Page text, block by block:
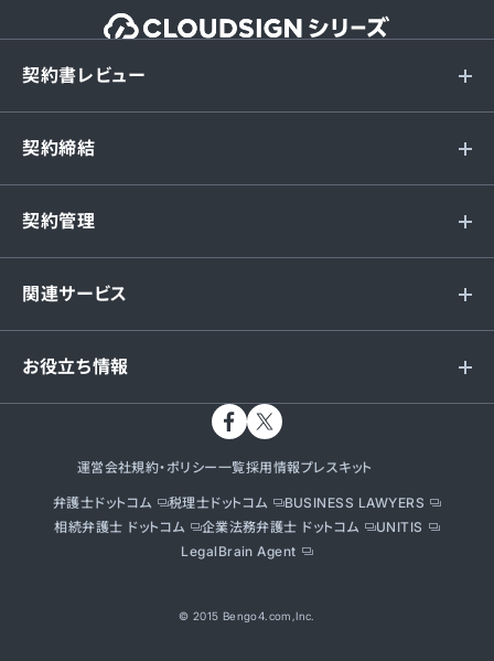
契約書レビュー
契約締結
契約管理
関連サービス
お役立ち情報
運営会社規約・ポリシー一覧採用情報プレスキット
弁護士ドットコム 税理士ドットコム
BUSINESS LAWYERS
相続弁護士 ドットコム
企業法務弁護士 ドットコム
UNITIS
LegalBrain Agent
© 2015 Bengo4.com,Inc.